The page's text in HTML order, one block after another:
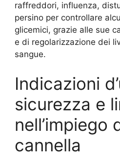
raffreddori, influenza,
persino per controllare
glicemici, grazie alle sue
e di regolarizzazione dei
sangue.
Indicazioni
sicurezza e
nell’impiego
cannella